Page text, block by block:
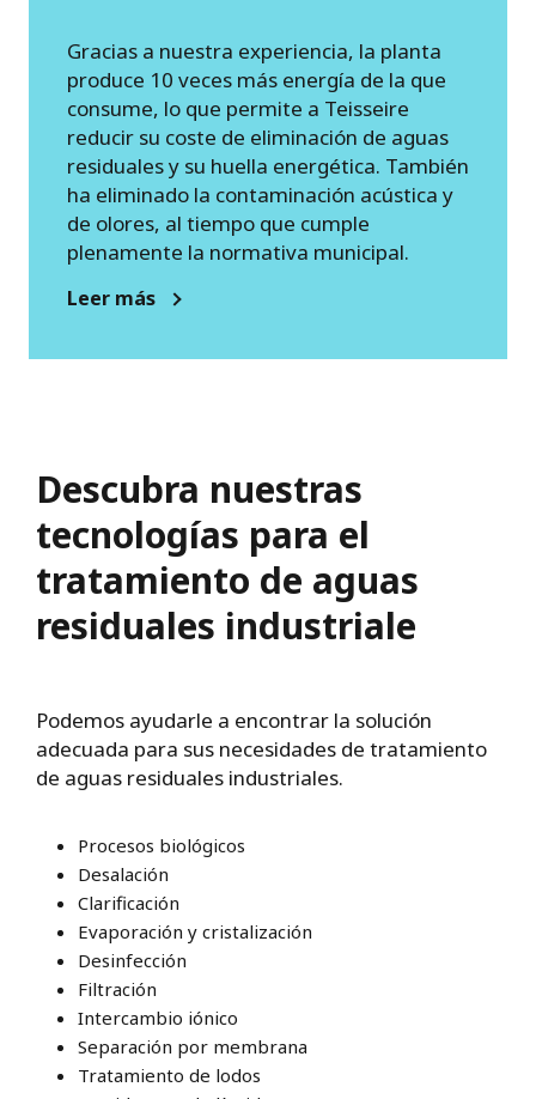
Gracias a nuestra experiencia, la planta
produce 10 veces más energía de la que
consume, lo que permite a Teisseire
reducir su coste de eliminación de aguas
residuales y su huella energética. También
ha eliminado la contaminación acústica y
de olores, al tiempo que cumple
plenamente la normativa municipal.
Leer más
Descubra nuestras
tecnologías para el
tratamiento de aguas
residuales industriale
Podemos ayudarle a encontrar la solución
adecuada para sus necesidades de tratamiento
de aguas residuales industriales.
Procesos biológicos
Desalación
Clarificación
Evaporación y cristalización
Desinfección
Filtración
Intercambio iónico
Separación por membrana
Tratamiento de lodos